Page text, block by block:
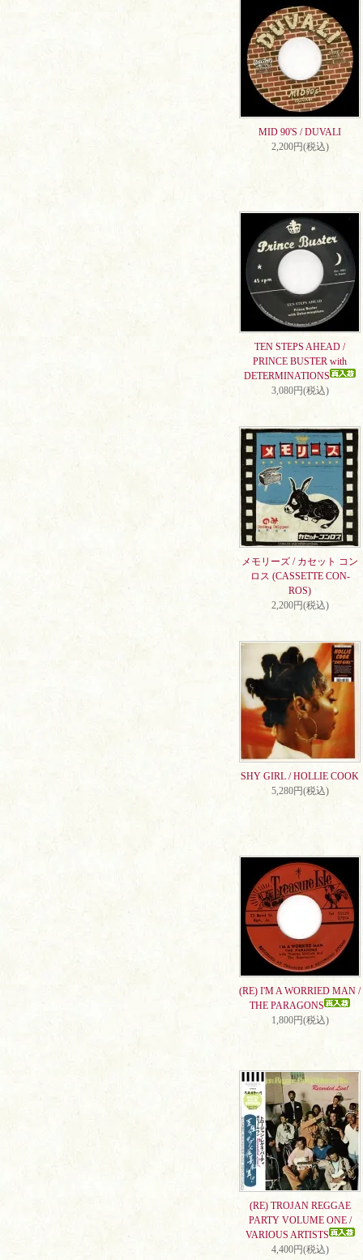
MID 90'S / DUVALI
2,200円(税込)
TEN STEPS AHEAD /
PRINCE BUSTER with
DETERMINATIONS
3,080円(税込)
メモリーズ / カセット コン
ロス (CASSETTE CON-
ROS)
2,200円(税込)
SHY GIRL / HOLLIE COOK
5,280円(税込)
(RE) I'M A WORRIED MAN /
THE PARAGONS
1,800円(税込)
(RE) TROJAN REGGAE
PARTY VOLUME ONE /
VARIOUS ARTISTS
4,400円(税込)